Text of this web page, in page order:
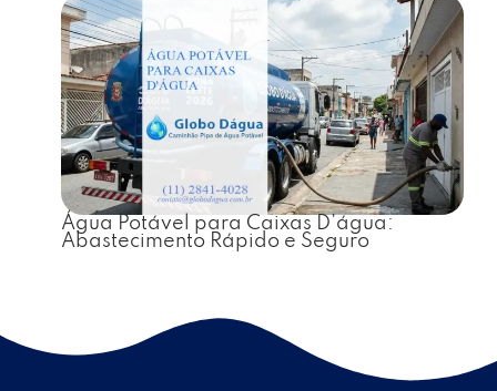
Água Potável para Caixas D’água:
Abastecimento Rápido e Seguro